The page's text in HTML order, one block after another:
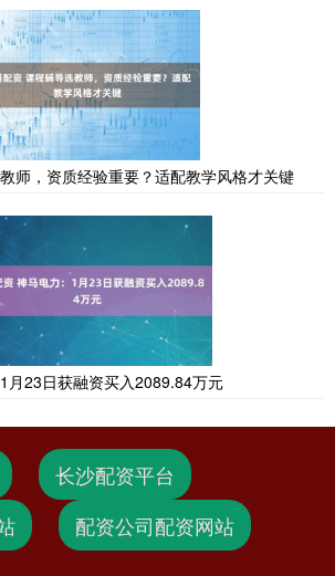
师，资质经验重要？适配教学风格才关键
月23日获融资买入2089.84万元
长沙配资平台
配资公司配资网站